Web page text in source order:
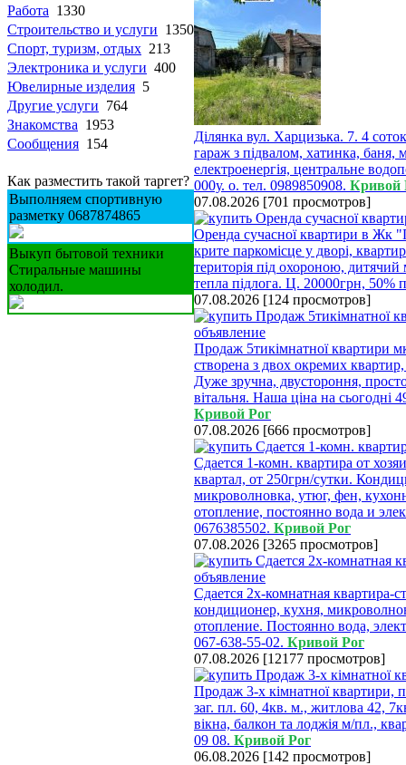
Работа 1330
Строительство и услуги 1350
Спорт, туризм, отдых 213
Электроника и услуги 400
Ювелирные изделия 5
Другие услуги 764
Знакомства 1953
Сообщения 154
Как разместить такой таргет?
Выполняем спортивную
разметку 0687874865
Выкуп бытовой техники
Стиральные машины
холодил.
Ділянка вул. Харцизька. 7. 4
гараж з підвалом, хатинка, баня,
електроенергія, центральне
000у. о. тел. 0989850908. Кривой
07.08.2026 [701 просмотров]
Оренда сучасної квартири в Жк
крите паркомісце у дворі,
територія під охороною,
тепла підлога. Ц. 20000грн, 50%
07.08.2026 [124 просмотров]
Продаж 5тикімнатної квартири
створена з двох окремих
Дуже зручна, двустороння,
вітальня. Наша ціна на сьогодні
Кривой Рог
07.08.2026 [666 просмотров]
Сдается 1-комн. квартира от
квартал, от 250грн/сутки.
микроволновка, утюг, фен,
отопление, постоянно вода и
0676385502. Кривой Рог
07.08.2026 [3265 просмотров]
Сдается 2х-комнатная квартира-
кондиционер, кухня,
отопление. Постоянно вода,
067-638-55-02. Кривой Рог
07.08.2026 [12177 просмотров]
Продаж 3-х кімнатної квартири,
заг. пл. 60, 4кв. м., житлова 42,
вікна, балкон та лоджія м/пл.,
09 08. Кривой Рог
06.08.2026 [142 просмотров]